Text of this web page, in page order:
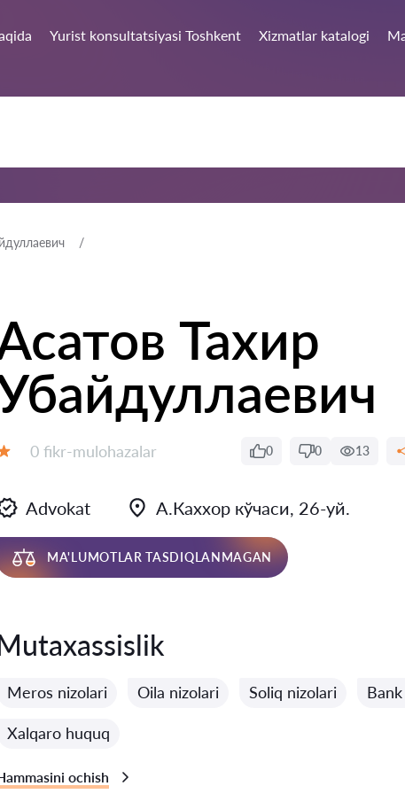
Yurist konsultatsiyasi Toshkent Xizmatlar katalogi
Тахир
Fikrlar:
0 fikr-mulohazalar 0 0 13
Advokat А.Каххор кўчаси, 26-уй.
MA'LUMOTLAR TASDIQLANMAGAN
Meros nizolari Oila nizolari Soliq nizolari
Xalqaro huquq
ochish